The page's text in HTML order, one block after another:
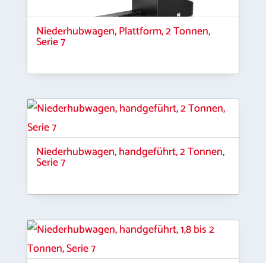
Niederhubwagen, Plattform, 2 Tonnen,
Serie 7
Niederhubwagen, handgeführt, 2 Tonnen,
Serie 7